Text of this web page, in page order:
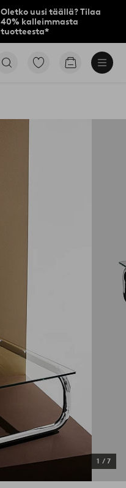
Oletko uusi täällä? Tilaa
40% kalleimmasta
tuotteesta*
Siirry
Siirry
1 / 7